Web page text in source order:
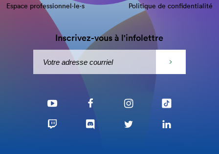
Espace professionnel·le⋅s
Politique de confidentialité
Inscrivez-vous à l'infolettre